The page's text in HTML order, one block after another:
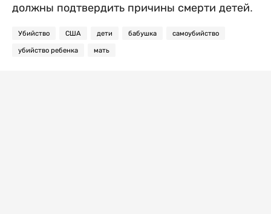
должны подтвердить причины смерти детей.
Убийство США дети бабушка самоубийство
убийство ребенка мать